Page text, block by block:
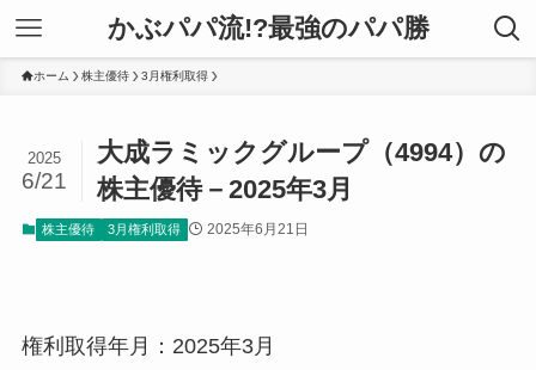
かぶパパ流!?最強のパパ勝
ホーム 株主優待 3月権利取得
大成ラミックグループ（4994）の
株主優待－2025年3月
2025
6/21
株主優待 3月権利取得 2025年6月21日
権利取得年月：2025年3月